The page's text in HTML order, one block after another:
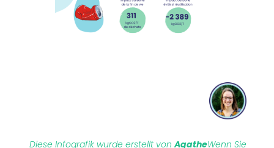
Diese Infografik wurde erstellt vonAgatheWenn Sie